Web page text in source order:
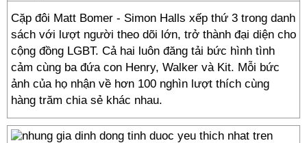
Cặp đôi Matt Bomer - Simon Halls xếp thứ 3 trong danh
sách với lượt người theo dõi lớn, trở thành đại diện cho
cộng đồng LGBT. Cả hai luôn đăng tải bức hình tình
cảm cùng ba đứa con Henry, Walker và Kit. Mỗi bức
ảnh của họ nhận về hơn 100 nghìn lượt thích cùng
hàng trăm chia sẻ khác nhau.